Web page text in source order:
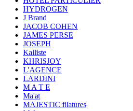
HYDROGEN
J Brand
JACOB COHEN
JAMES PERSE
JOSEPH
Kalliste
KHRISJOY
L'AGENCE
LARDINI
M A T E
Ma'at
MAJESTIC filatures